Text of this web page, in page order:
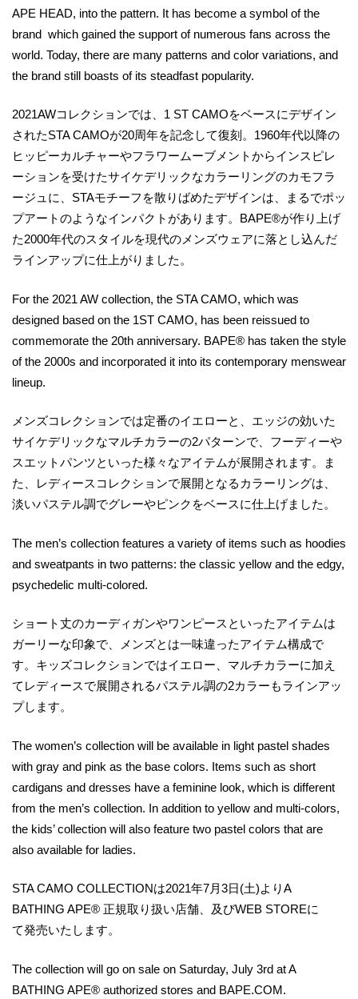
APE HEAD, into the pattern. It has become a symbol of the
brand which gained the support of numerous fans across the
world. Today, there are many patterns and color variations, and
the brand still boasts of its steadfast popularity.
2021AWコレクションでは、1 ST CAMOをベースにデザイン
されたSTA CAMOが20周年を記念して復刻。1960年代以降の
ヒッピーカルチャーやフラワームーブメントからインスピレ
ーションを受けたサイケデリックなカラーリングのカモフラ
ージュに、STAモチーフを散りばめたデザインは、まるでポッ
プアートのようなインパクトがあります。BAPE®が作り上げ
た2000年代のスタイルを現代のメンズウェアに落とし込んだ
ラインアップに仕上がりました。
For the 2021 AW collection, the STA CAMO, which was
designed based on the 1ST CAMO, has been reissued to
commemorate the 20th anniversary. BAPE® has taken the style
of the 2000s and incorporated it into its contemporary menswear
lineup.
メンズコレクションでは定番のイエローと、エッジの効いた
サイケデリックなマルチカラーの2パターンで、フーディーや
スエットパンツといった様々なアイテムが展開されます。ま
た、レディースコレクションで展開となるカラーリングは、
淡いパステル調でグレーやピンクをベースに仕上げました。
The men’s collection features a variety of items such as hoodies
and sweatpants in two patterns: the classic yellow and the edgy,
psychedelic multi-colored.
ショート丈のカーディガンやワンピースといったアイテムは
ガーリーな印象で、メンズとは一味違ったアイテム構成で
す。キッズコレクションではイエロー、マルチカラーに加え
てレディースで展開されるパステル調の2カラーもラインアッ
プします。
The women’s collection will be available in light pastel shades
with gray and pink as the base colors. Items such as short
cardigans and dresses have a feminine look, which is different
from the men’s collection. In addition to yellow and multi-colors,
the kids’ collection will also feature two pastel colors that are
also available for ladies.
STA CAMO COLLECTIONは2021年7月3日(土)よりA
BATHING APE® 正規取り扱い店舗、及びWEB STOREに
て発売いたします。
The collection will go on sale on Saturday, July 3rd at A
BATHING APE® authorized stores and BAPE.COM.